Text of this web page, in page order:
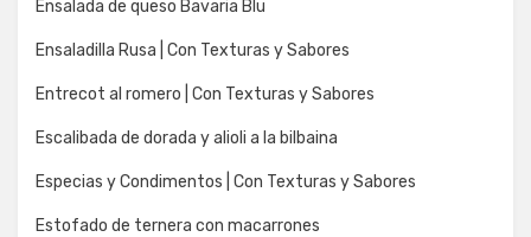
Ensalada de queso Bavaria Blu
Ensaladilla Rusa | Con Texturas y Sabores
Entrecot al romero | Con Texturas y Sabores
Escalibada de dorada y alioli a la bilbaina
Especias y Condimentos | Con Texturas y Sabores
Estofado de ternera con macarrones